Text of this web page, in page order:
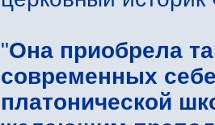
"Она приобрела
современных
платонической